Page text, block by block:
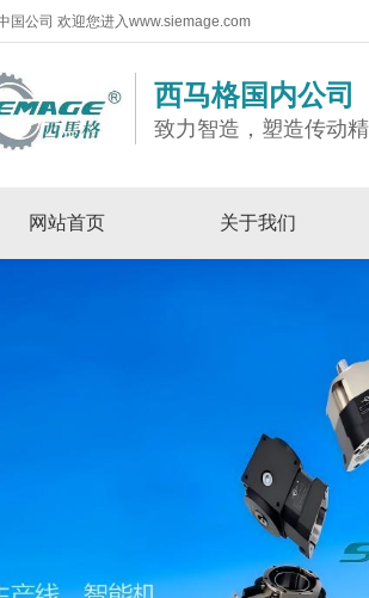
国公司 欢迎您进入www.siemage.com
西马格国内公司
致力智造，塑造传动
网站首页 关于我们